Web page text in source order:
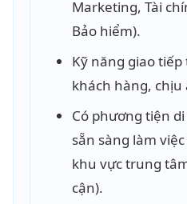
Marketing, Tài
Bảo hiểm).
Kỹ năng giao
khách hàng, chịu
Có phương tiện
sẵn sàng làm
khu vực trung
cận).